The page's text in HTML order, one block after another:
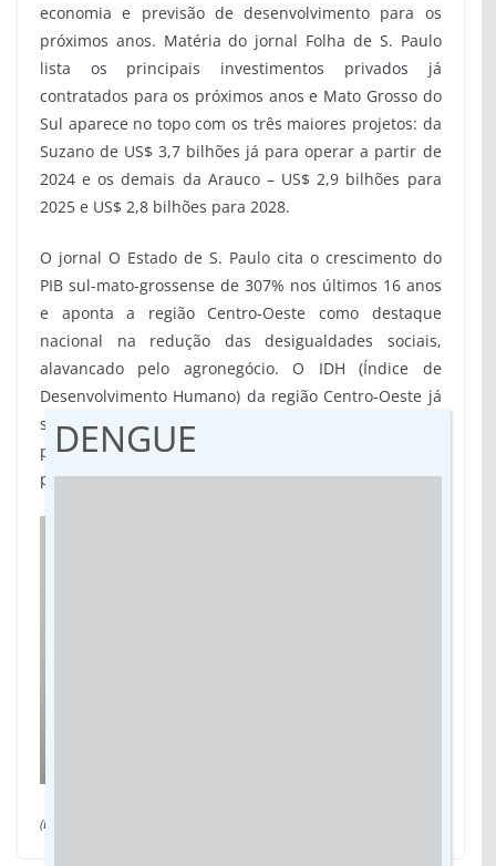
economia e previsão de desenvolvimento para os
próximos anos. Matéria do jornal Folha de S. Paulo
lista os principais investimentos privados já
contratados para os próximos anos e Mato Grosso do
Sul aparece no topo com os três maiores projetos: da
Suzano de US$ 3,7 bilhões já para operar a partir de
2024 e os demais da Arauco – US$ 2,9 bilhões para
2025 e US$ 2,8 bilhões para 2028.
O jornal O Estado de S. Paulo cita o crescimento do
PIB sul-mato-grossense de 307% nos últimos 16 anos
e aponta a região Centro-Oeste como destaque
nacional na redução das desigualdades sociais,
alavancado pelo agronegócio. O IDH (Índice de
Desenvolvimento Humano) da região Centro-Oeste já
se iguala ao da região Sul – a mais desenvolvida do
país nesse quesito – e deve ultrapassá-la nas
próximas décadas.
(Da assessoria)
DENGUE